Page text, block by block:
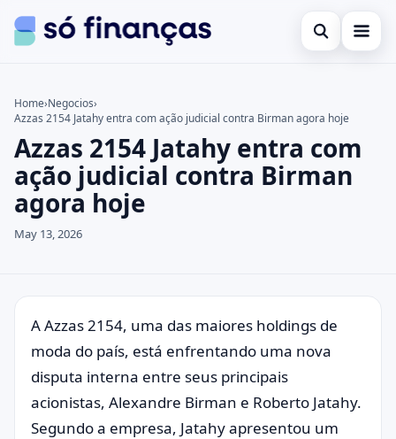
Open search
Empréstimos
Investimentos
Search the site
Search for:
Press Enter to search or ESC to close.
Home›Negocios›
Azzas 2154 Jatahy entra com ação judicial contra Birman agora hoje
Azzas 2154 Jatahy entra com
ação judicial contra Birman
agora hoje
May 13, 2026
A Azzas 2154, uma das maiores holdings de
moda do país, está enfrentando uma nova
disputa interna entre seus principais
acionistas, Alexandre Birman e Roberto Jatahy.
Segundo a empresa, Jatahy apresentou um